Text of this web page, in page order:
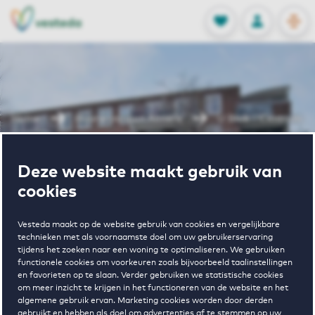
Deze website maakt gebruik van
cookies
Vesteda maakt op de website gebruik van cookies en vergelijkbare
technieken met als voornaamste doel om uw gebruikerservaring
tijdens het zoeken naar een woning te optimaliseren. We gebruiken
functionele cookies om voorkeuren zoals bijvoorbeeld taalinstellingen
en favorieten op te slaan. Verder gebruiken we statistische cookies
om meer inzicht te krijgen in het functioneren van de website en het
algemene gebruik ervan. Marketing cookies worden door derden
FAVORIETEN
Opgeslagen
INLOGGEN
NL
EN
Home Huurwoningen Almere U Blok - Centrum
Wonen in U
Blok - Centrum